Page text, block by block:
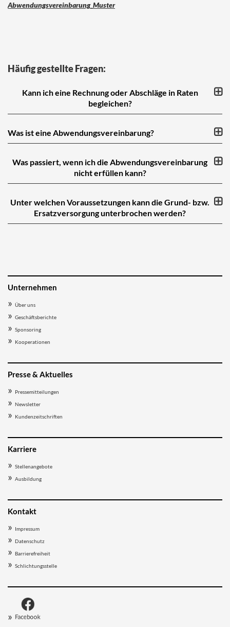
Abwendungsvereinbarung_Muster
Häufig gestellte Fragen:
Kann ich eine Rechnung oder Abschläge in Raten
begleichen?
Was ist eine Abwendungsvereinbarung?
Was passiert, wenn ich die Abwendungs­vereinbarung
nicht erfüllen kann?
Unter welchen Voraussetzungen kann die Grund- bzw.
Ersatz­versorgung unterbrochen werden?
Unternehmen
Über uns
Geschäftsberichte
Sponsoring
Kooperationen
Presse & Aktuelles
Pressemitteilungen
Newsletter
Kundenzeitschriften
Karriere
Stellenangebote
Ausbildung
Kontakt
Impressum
Datenschutz
Barrierefreiheit
Schlichtungsstelle